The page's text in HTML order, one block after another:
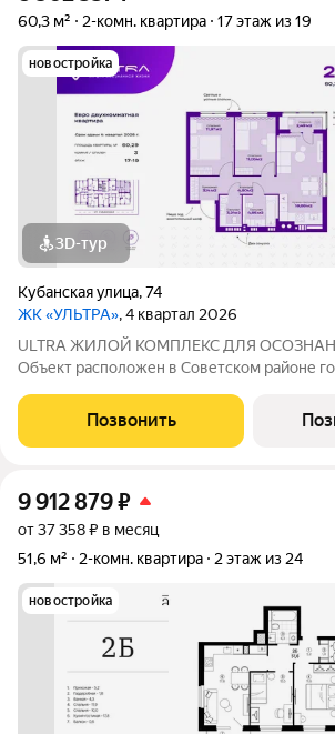
60,3 м² 2-комн. квартира 17 этаж из 19
новостройка
3D-тур
Кубанская улица,74
ЖК «УЛЬТРА», 4 квартал 2026
ULTRA ЖИЛОЙ КОМПЛЕКС ДЛЯ ОСОЗНАННОЙ ЖИЗНИ
Объект расположен в Советском районе
Дата ввода в эксплуатацию первой
Но уже сейчас вы можете
Позвонить
9 912 879₽
от 37 358 ₽ в месяц
51,6 м²
2-комн. квартира 2 этаж из 24
новостройка